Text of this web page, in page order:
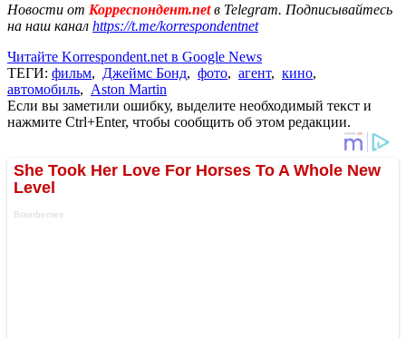
Новости от Корреспондент.netв Telegram. Подписывайтесь
на наш канал https://t.me/korrespondentnet
Читайте Korrespondent.net в Google News
ТЕГИ: фильм, Джеймс Бонд, фото, агент, кино,
автомобиль, Aston Martin
Если вы заметили ошибку, выделите необходимый текст и
нажмите Ctrl+Enter, чтобы сообщить об этом редакции.